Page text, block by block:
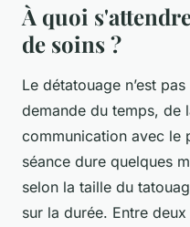
À quoi
de soins ?
Le détatouage n’est
demande du temps, de
communication avec le
séance dure quelques
selon la taille du
sur la durée. Entre